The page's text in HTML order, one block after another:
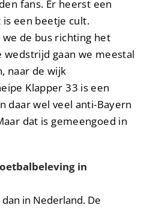
fans. Er heerst een
een beetje cult.
de bus richting het
wedstrijd gaan we meestal
naar de wijk
Klapper 33 is een
daar wel veel anti-Bayern
dat is gemeengoed in
in
in Nederland. De